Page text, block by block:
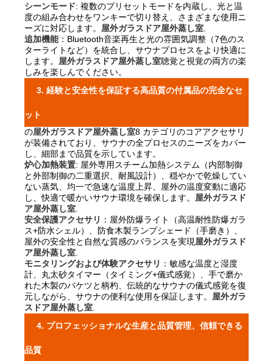
シーンモード: 複数のプリセットモードを内蔵し、光と温
度の組み合わせをワンキーで切り替え、さまざまな使用ニ
ーズに対応します。 屋外ガラスドア屋外蒸し室
追加機能：Bluetooth音楽再生と光の雰囲気調整（7色のス
ターライトなど）を統合し、サウナプロセスをより快適に
します。 屋外ガラスドア屋外蒸し室聴覚と視覚の両方の楽
しみを楽しんでください。
3. 経験と安全性を保証する高品質の付属品の完全なセ
ット
の屋外ガラスドア屋外蒸し室8 カテゴリのコアアクセサリ
が装備されており、サウナの全プロセスのニーズをカバー
し、細部まで品質を示しています。
炉心加熱装置: 屋外専用スチーム加熱システム（内部制御
と外部制御の二重選択、耐風設計）、穏やかで乾燥してい
ない蒸気、均一で急速な温度上昇、屋外の温度変動に適応
し、快適で暖かいサウナ環境を確保します。 屋外ガラスド
ア屋外蒸し室
安全保護アクセサリ ：屋外防爆ライト（高温耐性防爆ガラ
ス+防水シェル）、防食木製ランプシェード（手磨き）、
屋外の安全性と自然な質感のバランスを実現屋外ガラスド
ア屋外蒸し室
モニタリングおよび体験アクセサリ ：敏感な温度と湿度
計、丸太砂タイマー（タイミング+儀式感覚）、手で磨か
れた木製のバケツと柄杓、伝統的なサウナの儀式感覚を復
元しながら、サウナの便利な使用を保証します。 屋外ガラ
スドア屋外蒸し室
4. プロフェッショナルな生産と品質管理、信頼できる
品質